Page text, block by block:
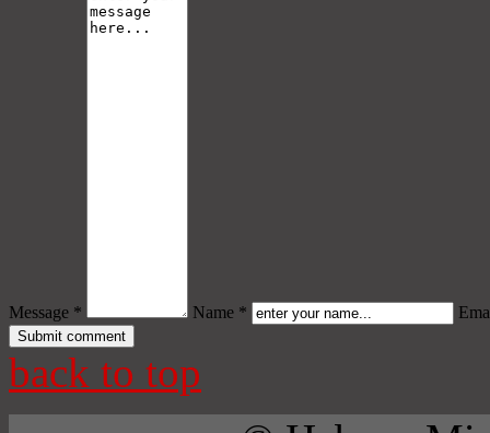
Message * Name *
back to top